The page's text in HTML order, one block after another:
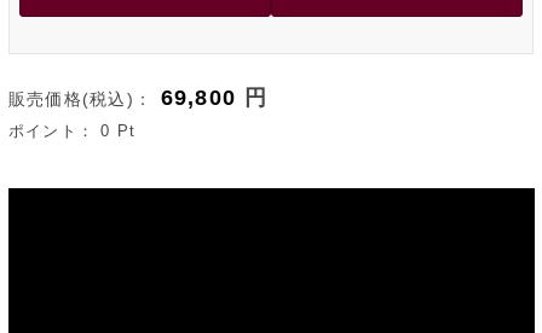
販売価格(税込)： 69,800 円
ポイント：0 Pt